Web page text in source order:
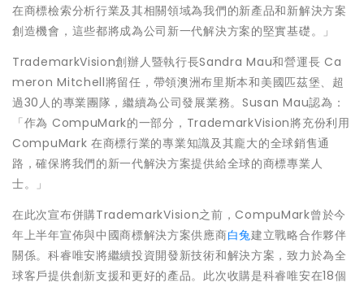
在商標檢索分析行業及其相關領域為我們的新產品和新解決方案
創造機會，這些都將成為公司新一代解決方案的堅實基礎。」
TrademarkVision創辦人暨執行長Sandra Mau和營運長 Ca
meron Mitchell將留任，帶領澳洲布里斯本和美國匹茲堡、超
過30人的專業團隊，繼續為公司發展業務。Susan Mau認為：
「作為 CompuMark的一部分，TrademarkVision將充份利用
CompuMark 在商標行業的專業知識及其龐大的全球銷售通
路，確保將我們的新一代解決方案提供給全球的商標專業人
士。」
在此次宣布併購TrademarkVision之前，CompuMark曾於今
年上半年宣佈與中國商標解決方案供應商白兔建立戰略合作夥伴
關係。科睿唯安將繼續投資開發新技術和解決方案，致力於為全
球客戶提供創新支援和更好的產品。此次收購是科睿唯安在18個